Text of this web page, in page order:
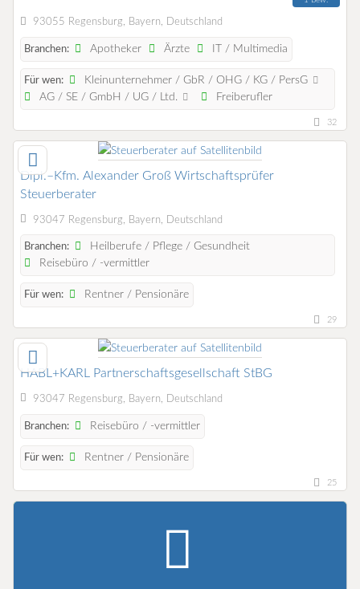
93055 Regensburg, Bayern, Deutschland
Branchen: Apotheker Ärzte IT / Multimedia
Für wen:
Kleinunternehmer / GbR / OHG / KG / PersG
AG / SE / GmbH / UG / Ltd.
Freiberufler
32
Dipl.–Kfm. Alexander Groß Wirtschaftsprüfer
Steuerberater
93047 Regensburg, Bayern, Deutschland
Branchen:
Heilberufe / Pflege / Gesundheit
Reisebüro / -vermittler
Für wen: Rentner / Pensionäre
29
HABL+KARL Partnerschaftsgesellschaft StBG
93047 Regensburg, Bayern, Deutschland
Branchen: Reisebüro / -vermittler
Für wen: Rentner / Pensionäre
25